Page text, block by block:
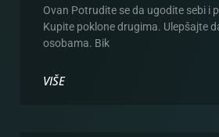
Ovan Potrudite se da ugodite sebi i
Kupite poklone drugima. Ulepšajte
osobama. Bik
VIŠE